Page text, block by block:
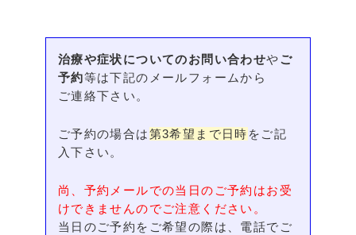
治療や症状についてのお問い合わせやご
予約等は下記のメールフォームから
ご連絡下さい。
ご予約の場合は第3希望まで日時 をご記
入下さい。
尚、予約メールでの当日のご予約はお受
けできませんのでご注意ください。
当日のご予約をご希望の際は、電話でご